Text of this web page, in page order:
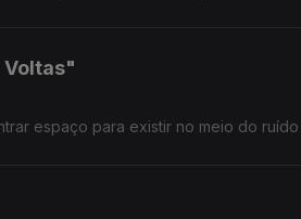
Voltas"
espaço para existir no meio do